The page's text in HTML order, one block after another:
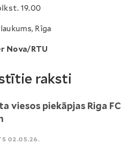
19.00
Rīga
Nova/RTU
raksti
viesos piekāpjas Riga FC
02.05.26.